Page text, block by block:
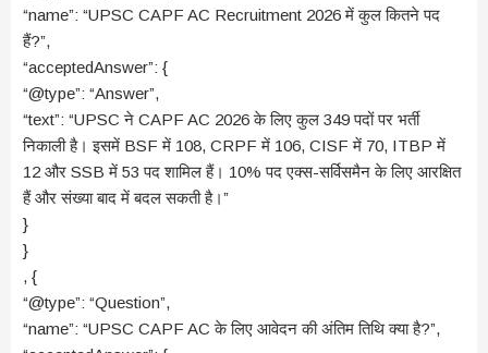
“name”: “UPSC CAPF AC Recruitment 2026 में कुल कितने पद
हैं?”,
“acceptedAnswer”: {
“@type”: “Answer”,
“text”: “UPSC ने CAPF AC 2026 के लिए कुल 349 पदों पर भर्ती
निकाली है। इसमें BSF में 108, CRPF में 106, CISF में 70, ITBP में
12 और SSB में 53 पद शामिल हैं। 10% पद एक्स-सर्विसमैन के लिए आरक्षित
हैं और संख्या बाद में बदल सकती है।”
}
}
, {
“@type”: “Question”,
“name”: “UPSC CAPF AC के लिए आवेदन की अंतिम तिथि क्या है?”,